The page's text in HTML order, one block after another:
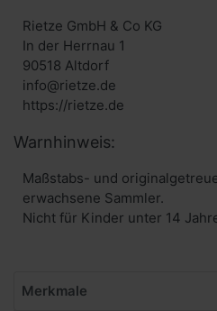
Rietze GmbH & Co KG
In der Herrnau 1
90518 Altdorf
info@rietze.de
https://rietze.de
Warnhinweis:
Maßstabs- und
erwachsene Sammler.
Nicht für Kinder unter 14
Merkmale